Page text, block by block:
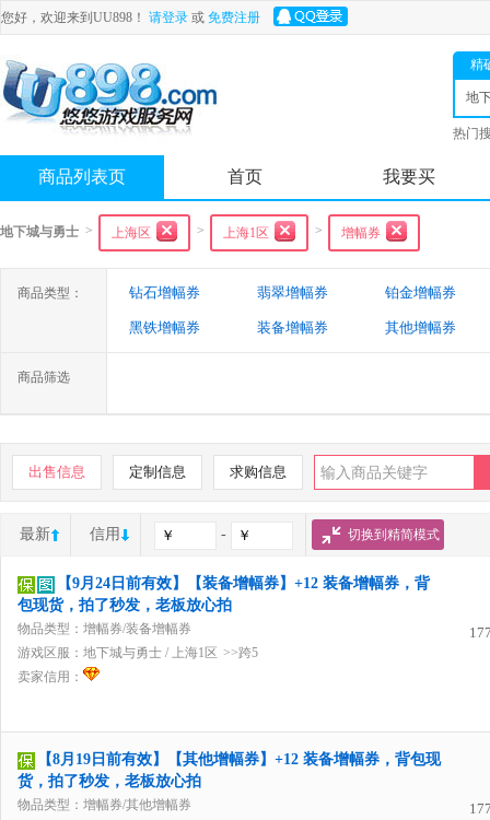
您好，欢迎来到UU898！ 请登录 或 免费注册
精
地
士
热门
商品列表页 首页 我要买
地下城与勇士 > 上海区 > 上海1区 > 增幅券
商品类型： 钻石增幅券 翡翠增幅券 铂金增幅券
黑铁增幅券 装备增幅券 其他增幅券
商品筛选
出售信息 定制信息 求购信息
最新 信用 - 切换到精简模式
【9月24日前有效】【装备增幅券】+12 装备增幅券，背
包现货，拍了秒发，老板放心拍
物品类型：增幅券/装备增幅券
游戏区服： 地下城与勇士 / 上海1区 >>跨5
卖家信用：
【8月19日前有效】【其他增幅券】+12 装备增幅券，背包现
货，拍了秒发，老板放心拍
物品类型：增幅券/其他增幅券